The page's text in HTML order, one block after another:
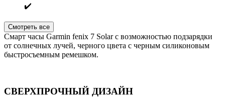
✔️
Смотреть все
Смарт часы Garmin fenix 7 Solar с возможностью подзарядки
от солнечных лучей, черного цвета с черным силиконовым
быстросъемным ремешком.
СВЕРХПРОЧНЫЙ ДИЗАЙН